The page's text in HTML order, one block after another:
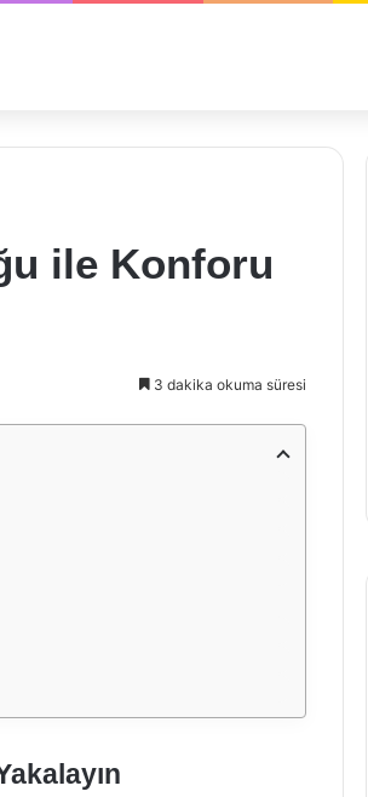
ile Konforu
3 dakika okuma süresi